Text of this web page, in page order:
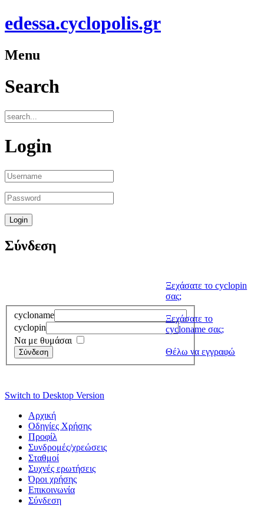
edessa.cyclopolis.gr
Menu
Search
Login
Σύνδεση
cycloname
cyclopin
Να με θυμάσαι
Σύνδεση
Ξεχάσατε το cyclopin
σας;
Ξεχάσατε το
cycloname σας;
Θέλω να εγγραφώ
Switch to Desktop Version
Aρχική
Οδηγίες Χρήσης
Προφίλ
Συνδρομές/χρεώσεις
Σταθμοί
Συχνές ερωτήσεις
Όροι χρήσης
Επικοινωνία
Σύνδεση